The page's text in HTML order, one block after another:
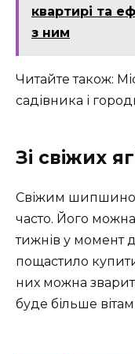
квартирі та
з ним
Читайте також:
садівника і
Зі свіжих
Свіжим
часто. Його
тижнів у момент
пощастило купити
них можна
буде більше